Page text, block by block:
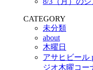
CATEGORY
未分類
about
木曜日
アサヒビール
ジオ木曜コー